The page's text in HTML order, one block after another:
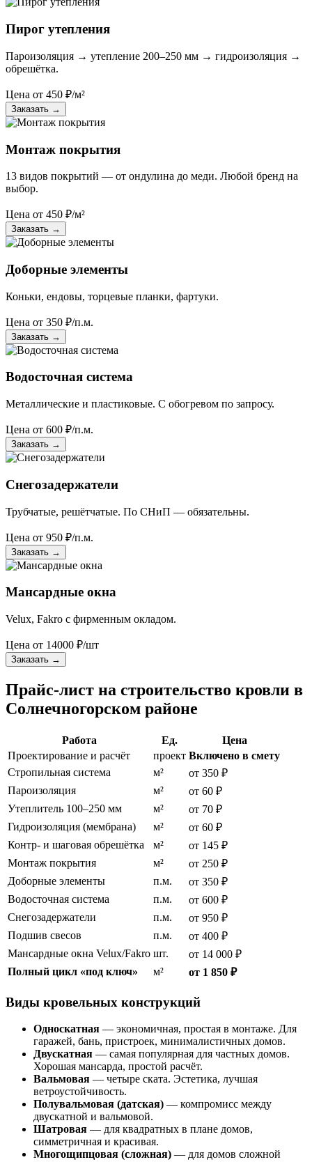
Пирог утепления
Пароизоляция → утепление 200–250 мм → гидроизоляция →
обрешётка.
Цена от 450 ₽/м²
Заказать →
Монтаж покрытия
13 видов покрытий — от ондулина до меди. Любой бренд на
выбор.
Цена от 450 ₽/м²
Заказать →
Доборные элементы
Коньки, ендовы, торцевые планки, фартуки.
Цена от 350 ₽/п.м.
Заказать →
Водосточная система
Металлические и пластиковые. С обогревом по запросу.
Цена от 600 ₽/п.м.
Заказать →
Снегозадержатели
Трубчатые, решётчатые. По СНиП — обязательны.
Цена от 950 ₽/п.м.
Заказать →
Мансардные окна
Velux, Fakro с фирменным окладом.
Цена от 14000 ₽/шт
Заказать →
Прайс-лист на строительство кровли в
Солнечногорском районе
Работа Ед.
Цена
Проектирование и расчёт
проект Включено в смету
Стропильная система
м²
от 350 ₽
Пароизоляция
м²
от 60 ₽
Утеплитель 100–250 мм
м²
от 70 ₽
Гидроизоляция (мембрана)
м²
от 60 ₽
Контр- и шаговая обрешётка
м²
от 145 ₽
Монтаж покрытия
м²
от 250 ₽
Доборные элементы
п.м.
от 350 ₽
Водосточная система
п.м.
от 600 ₽
Снегозадержатели
п.м.
от 950 ₽
Подшив свесов
п.м.
от 400 ₽
Мансардные окна Velux/Fakro шт.
от 14 000 ₽
Полный цикл «под ключ»
м² от 1 850 ₽
Виды кровельных конструкций
Односкатная — экономичная, простая в монтаже. Для
гаражей, бань, пристроек, минималистичных домов.
Двускатная — самая популярная для частных домов.
Хорошая мансарда, простой расчёт.
Вальмовая — четыре ската. Эстетика, лучшая
ветроустойчивость.
Полувальмовая (датская) — компромисс между
двускатной и вальмовой.
Шатровая — для квадратных в плане домов,
симметричная и красивая.
Многощипцовая (сложная) — для домов сложной